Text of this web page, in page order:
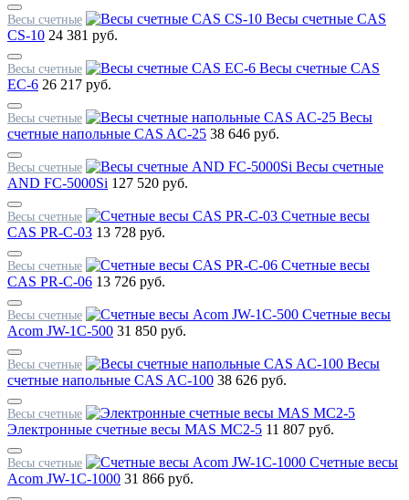
Весы счетные
Весы счетные CAS
CS-10 24 381 руб.
Весы счетные
Весы счетные CAS
EC-6 26 217 руб.
Весы счетные
Весы
счетные напольные CAS AC-25 38 646 руб.
Весы счетные
Весы счетные
AND FC-5000Si 127 520 руб.
Весы счетные
Счетные весы
CAS PR-C-03 13 728 руб.
Весы счетные
Счетные весы
CAS PR-C-06 13 726 руб.
Весы счетные
Счетные весы
Acom JW-1C-500 31 850 руб.
Весы счетные
Весы
счетные напольные CAS AC-100 38 626 руб.
Весы счетные
Электронные счетные весы MAS MC2-5 11 807 руб.
Весы счетные
Счетные весы
Acom JW-1C-1000 31 866 руб.